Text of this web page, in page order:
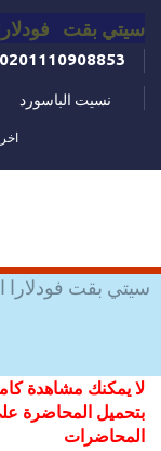
سيتي بقت فودلارا
نسيت الباسورد
اخر
سيتي بقت فودلارا
لا يمكنك مشاهدة
بتحميل المحاضرة
المحاضرات